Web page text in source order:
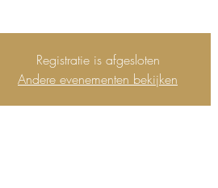
Registratie is afgesloten
Andere evenementen bekijken